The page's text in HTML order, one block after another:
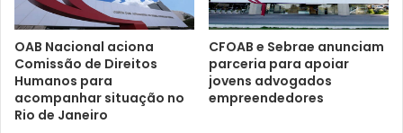
OAB Nacional aciona
Comissão de Direitos
Humanos para
acompanhar situação no
Rio de Janeiro
CFOAB e Sebrae anunciam
parceria para apoiar
jovens advogados
empreendedores